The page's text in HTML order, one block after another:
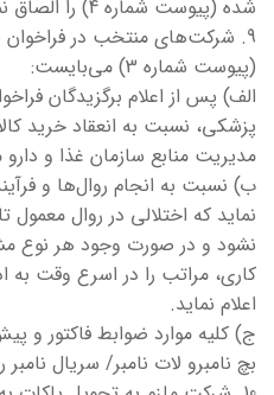
شده (پیوست شماره 4) را الصاق نماید.
9. شرکت‌های منتخب در
(پیوست شماره 3) می‌بایست:
الف) پس از اعلام برگزیدگان
پزشکی، نسبت به انعقاد خرید
مدیریت منابع سازمان غذا و دارو
ب) نسبت به انجام روال‌ها و
نماید که اختلالی در روال معمول
نشود و در صورت وجود هر نوع
کاری، مراتب را در اسرع وقت به
اعلام نماید.
بچ نامبرو لات نامبر/ سریال نامبر